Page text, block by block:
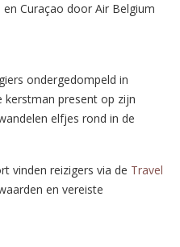
Curaçao door Air Belgium
ondergedompeld in
kerstman present op zijn
elfjes rond in de
vinden reizigers via de Travel
en vereiste